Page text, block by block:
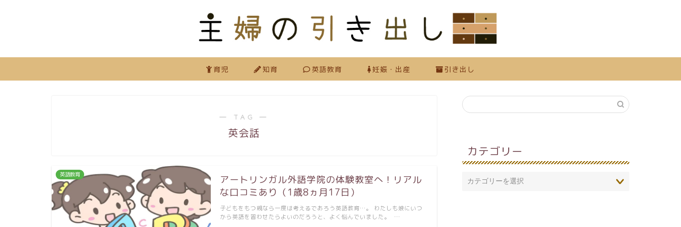
育児 知育 英語教育 妊娠・出産 引き出し
― TAG ―
英会話
英語教育
アートリンガル外語学院の体験教室へ！リアル
な口コミあり（1歳8ヵ月17日）
子どもをもつ親なら一度は考えるであろう英語教育…。 わたしも娘にいつ
から英語を習わせたらよいのだろうと、よく悩んでいました。 …
カテゴリー